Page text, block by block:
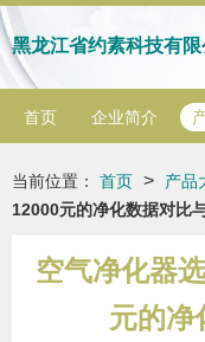
黑龙江省约素科技有限
首页 企业简介
当前位置： 首页 > 产品
12000元的净化数据对比
空气净化器
元的净